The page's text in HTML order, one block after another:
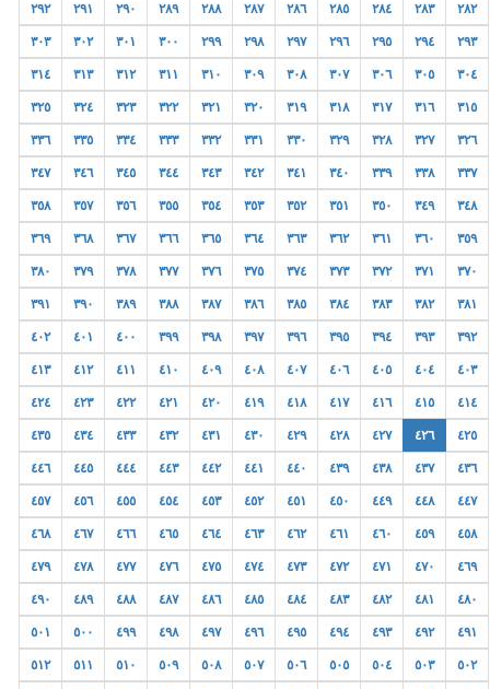
٢٨٢ ٢٨٣ ٢٨٤ ٢٨٥ ٢٨٦ ٢٨٧ ٢٨٨ ٢٨٩ ٢٩٠ ٢٩١ ٢٩٢
٢٩٣ ٢٩٤ ٢٩٥ ٢٩٦ ٢٩٧ ٢٩٨ ٢٩٩ ٣٠٠ ٣٠١ ٣٠٢ ٣٠٣
٣٠٤ ٣٠٥ ٣٠٦ ٣٠٧ ٣٠٨ ٣٠٩ ٣١٠ ٣١١ ٣١٢ ٣١٣ ٣١٤
٣١٥ ٣١٦ ٣١٧ ٣١٨ ٣١٩ ٣٢٠ ٣٢١ ٣٢٢ ٣٢٣ ٣٢٤ ٣٢٥
٣٢٦ ٣٢٧ ٣٢٨ ٣٢٩ ٣٣٠ ٣٣١ ٣٣٢ ٣٣٣ ٣٣٤ ٣٣٥ ٣٣٦
٣٣٧ ٣٣٨ ٣٣٩ ٣٤٠ ٣٤١ ٣٤٢ ٣٤٣ ٣٤٤ ٣٤٥ ٣٤٦ ٣٤٧
٣٤٨ ٣٤٩ ٣٥٠ ٣٥١ ٣٥٢ ٣٥٣ ٣٥٤ ٣٥٥ ٣٥٦ ٣٥٧ ٣٥٨
٣٥٩ ٣٦٠ ٣٦١ ٣٦٢ ٣٦٣ ٣٦٤ ٣٦٥ ٣٦٦ ٣٦٧ ٣٦٨ ٣٦٩
٣٧٠ ٣٧١ ٣٧٢ ٣٧٣ ٣٧٤ ٣٧٥ ٣٧٦ ٣٧٧ ٣٧٨ ٣٧٩ ٣٨٠
٣٨١ ٣٨٢ ٣٨٣ ٣٨٤ ٣٨٥ ٣٨٦ ٣٨٧ ٣٨٨ ٣٨٩ ٣٩٠ ٣٩١
٣٩٢ ٣٩٣ ٣٩٤ ٣٩٥ ٣٩٦ ٣٩٧ ٣٩٨ ٣٩٩ ٤٠٠ ٤٠١ ٤٠٢
٤٠٣ ٤٠٤ ٤٠٥ ٤٠٦ ٤٠٧ ٤٠٨ ٤٠٩ ٤١٠ ٤١١ ٤١٢ ٤١٣
٤١٤ ٤١٥ ٤١٦ ٤١٧ ٤١٨ ٤١٩ ٤٢٠ ٤٢١ ٤٢٢ ٤٢٣ ٤٢٤
٤٢٥ ٤٢٦ ٤٢٧ ٤٢٨ ٤٢٩ ٤٣٠ ٤٣١ ٤٣٢ ٤٣٣ ٤٣٤ ٤٣٥
٤٣٦ ٤٣٧ ٤٣٨ ٤٣٩ ٤٤٠ ٤٤١ ٤٤٢ ٤٤٣ ٤٤٤ ٤٤٥ ٤٤٦
٤٤٧ ٤٤٨ ٤٤٩ ٤٥٠ ٤٥١ ٤٥٢ ٤٥٣ ٤٥٤ ٤٥٥ ٤٥٦ ٤٥٧
٤٥٨ ٤٥٩ ٤٦٠ ٤٦١ ٤٦٢ ٤٦٣ ٤٦٤ ٤٦٥ ٤٦٦ ٤٦٧ ٤٦٨
٤٦٩ ٤٧٠ ٤٧١ ٤٧٢ ٤٧٣ ٤٧٤ ٤٧٥ ٤٧٦ ٤٧٧ ٤٧٨ ٤٧٩
٤٨٠ ٤٨١ ٤٨٢ ٤٨٣ ٤٨٤ ٤٨٥ ٤٨٦ ٤٨٧ ٤٨٨ ٤٨٩ ٤٩٠
٤٩١ ٤٩٢ ٤٩٣ ٤٩٤ ٤٩٥ ٤٩٦ ٤٩٧ ٤٩٨ ٤٩٩ ٥٠٠ ٥٠١
٥٠٢ ٥٠٣ ٥٠٤ ٥٠٥ ٥٠٦ ٥٠٧ ٥٠٨ ٥٠٩ ٥١٠ ٥١١ ٥١٢